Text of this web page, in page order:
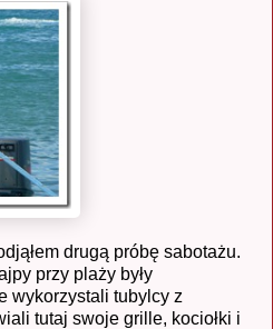
drugą próbę sabotażu.
przy plaży były
wykorzystali tubylcy z
tutaj swoje grille, kociołki i